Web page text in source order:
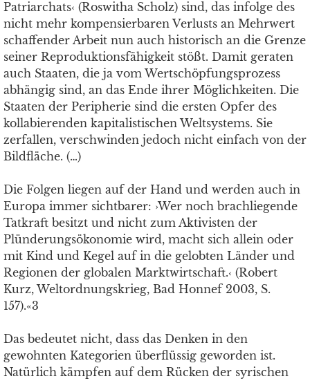
Patriarchats‹ (Roswitha Scholz) sind, das infolge des
nicht mehr kompensierbaren Verlusts an Mehrwert
schaffender Arbeit nun auch historisch an die Grenze
seiner Reproduktionsfähigkeit stößt. Damit geraten
auch Staaten, die ja vom Wertschöpfungsprozess
abhängig sind, an das Ende ihrer Möglichkeiten. Die
Staaten der Peripherie sind die ersten Opfer des
kollabierenden kapitalistischen Weltsystems. Sie
zerfallen, verschwinden jedoch nicht einfach von der
Bildfläche. (…)
Die Folgen liegen auf der Hand und werden auch in
Europa immer sichtbarer: ›Wer noch brachliegende
Tatkraft besitzt und nicht zum Aktivisten der
Plünderungsökonomie wird, macht sich allein oder
mit Kind und Kegel auf in die gelobten Länder und
Regionen der globalen Marktwirtschaft.‹ (Robert
Kurz, Weltordnungskrieg, Bad Honnef 2003, S.
157).«3
Das bedeutet nicht, dass das Denken in den
gewohnten Kategorien überflüssig geworden ist.
Natürlich kämpfen auf dem Rücken der syrischen